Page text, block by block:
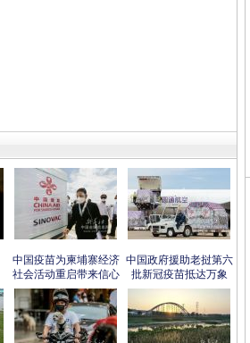
中国疫苗为柬埔寨经济
社会活动重启带来信心
中国政府援助老挝第六
批新冠疫苗抵达万象